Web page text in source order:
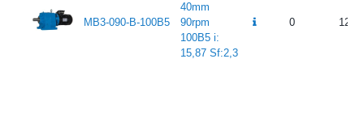
MB3-090-B-100B5
40mm
90rpm
100B5 i:
15,87 Sf:2,3
0 12